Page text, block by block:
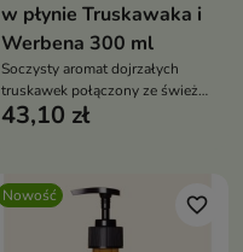
w płynie Truskawaka i
Werbena 300 ml
Soczysty aromat dojrzałych
truskawek połączony ze świeżą,
cytrusowo-ziołową nutą
lekkości i świeżości.
43,10 zł
Nowość favorite_border